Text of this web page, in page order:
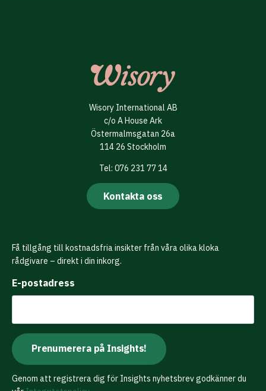
Wisory International AB
c/o A House Ark
Östermalmsgatan 26a
114 26 Stockholm
Tel: 076 231 77 14
Kontakta oss
Få tillgång till kostnadsfria insikter från våra olika kloka
rådgivare – direkt i din inkorg.
E-postadress
Genom att registrera dig för Insights nyhetsbrev godkänner du